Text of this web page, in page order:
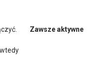
Zawsze aktywne